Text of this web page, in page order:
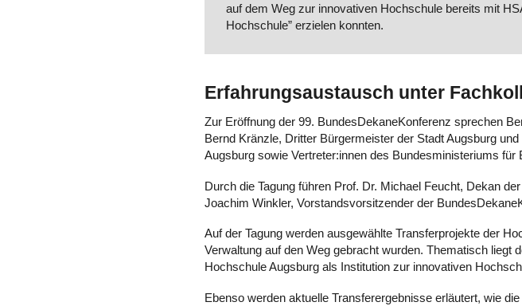
auf dem Weg zur innovativen Hochschule bereits mit
Hochschule” erzielen konnten.
Erfahrungsaustausch unter
Zur Eröffnung der 99. BundesDekaneKonferenz sprechen
Bernd Kränzle, Dritter Bürgermeister der Stadt Augsburg
Augsburg sowie Vertreter:innen des Bundesministeriums
Durch die Tagung führen Prof. Dr. Michael Feucht, Dekan
Joachim Winkler, Vorstandsvorsitzender der
Auf der Tagung werden ausgewählte Transferprojekte der
Verwaltung auf den Weg gebracht wurden. Thematisch liegt
Hochschule Augsburg als Institution zur innovativen
Ebenso werden aktuelle Transferergebnisse erläutert, wie die